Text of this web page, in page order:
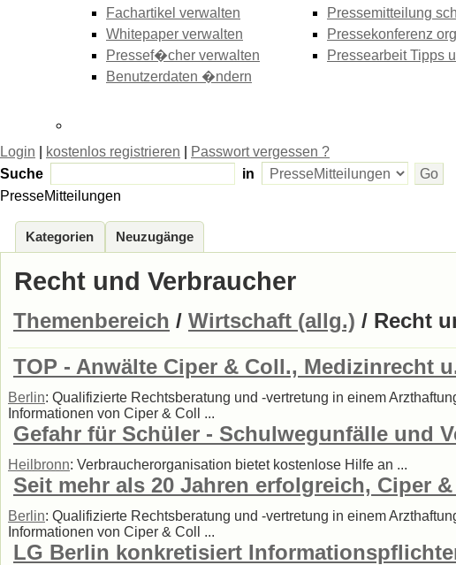
Fachartikel verwalten
Whitepaper verwalten
Pressef�cher verwalten
Benutzerdaten �ndern
Pressemitteilung
Pressekonferenz
Pressearbeit Tipps
Login kostenlos registrieren
Passwort vergessen ?
Suche
in
PresseMitteilungen
Kategorien Neuzugänge
Recht und Verbraucher
Themenbereich / Wirtschaft (allg.) / Recht
TOP - Anwälte Ciper & Coll., Medizinrecht
Berlin: Qualifizierte Rechtsberatung und -vertretung in einem
Informationen von Ciper & Coll ...
Gefahr für Schüler - Schulwegunfälle und
Heilbronn: Verbraucherorganisation bietet kostenlose Hilfe an ...
Seit mehr als 20 Jahren erfolgreich, Ciper
Berlin: Qualifizierte Rechtsberatung und -vertretung in einem
Informationen von Ciper & Coll ...
LG Berlin konkretisiert